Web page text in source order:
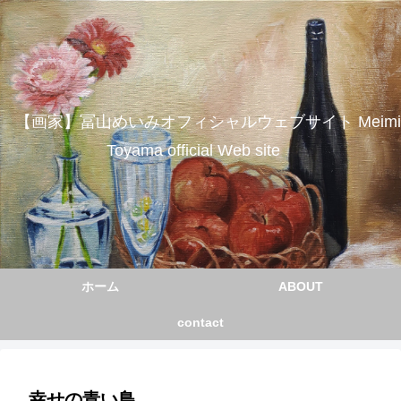
【画家】冨山めいみオフィシャルウェブサイト Meimi
Toyama official Web site
ホーム ABOUT
contact